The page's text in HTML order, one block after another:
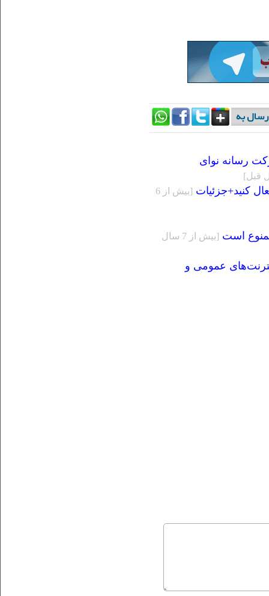
رسانه نوای
کنید+جزئیات [بيش از 6
است [بيش از 7 سال
عمومی و